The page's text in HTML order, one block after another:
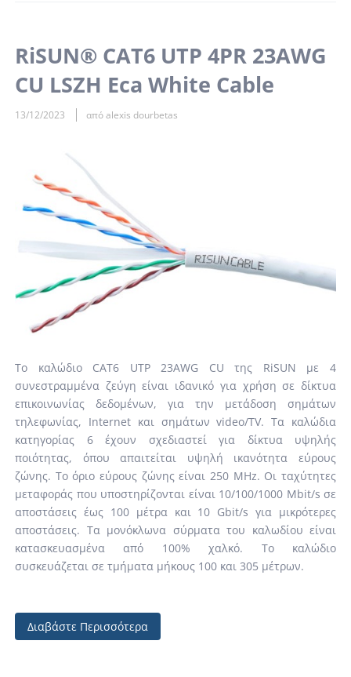
RiSUN® CAT6 UTP 4PR 23AWG
CU LSZH Eca White Cable
13/12/2023 από alexis dourbetas
Το καλώδιο CAT6 UTP 23AWG CU της RiSUN με 4
συνεστραμμένα ζεύγη είναι ιδανικό για χρήση σε δίκτυα
επικοινωνίας δεδομένων, για την μετάδοση σημάτων
τηλεφωνίας, Internet και σημάτων video/TV. Τα καλώδια
κατηγορίας 6 έχουν σχεδιαστεί για δίκτυα υψηλής
ποιότητας, όπου απαιτείται υψηλή ικανότητα εύρους
ζώνης. Το όριο εύρους ζώνης είναι 250 MHz. Οι ταχύτητες
μεταφοράς που υποστηρίζονται είναι 10/100/1000 Mbit/s σε
αποστάσεις έως 100 μέτρα και 10 Gbit/s για μικρότερες
αποστάσεις. Τα μονόκλωνα σύρματα του καλωδίου είναι
κατασκευασμένα από 100% χαλκό. Το καλώδιο
συσκευάζεται σε τμήματα μήκους 100 και 305 μέτρων.
Διαβάστε Περισσότερα